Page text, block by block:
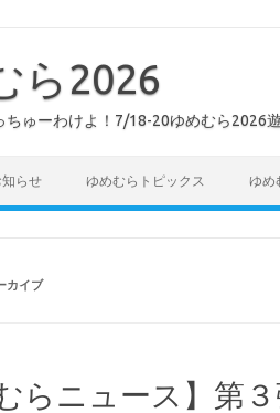
ら2026
ちゅーわけよ！7/18-20ゆめむら2026
らせ ゆめむらトピックス ゆめ
カイブ
らニュース】第